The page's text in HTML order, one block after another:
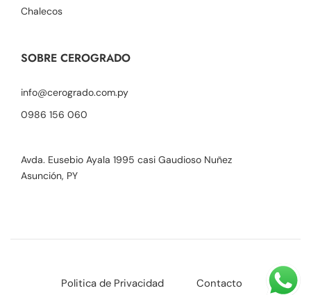
Chalecos
SOBRE CEROGRADO
info@cerogrado.com.py
0986 156 060
Avda. Eusebio Ayala 1995 casi Gaudioso Nuñez
Asunción, PY
Politica de Privacidad Contacto